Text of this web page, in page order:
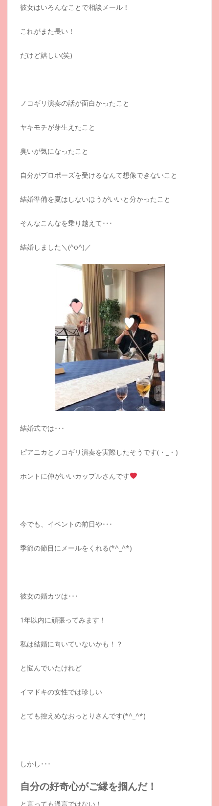
彼女はいろんなことで相談メール！
これがまた長い！
だけど嬉しい(笑)
ノコギリ演奏の話が面白かったこと
ヤキモチが芽生えたこと
臭いが気になったこと
自分がプロポーズを受けるなんて想像できないこと
結婚準備を夏はしないほうがいいと分かったこと
そんなこんなを乗り越えて･･･
結婚しました＼(^o^)／
結婚式では･･･
ピアニカとノコギリ演奏を実際したそうです(・_・)
ホントに仲がいいカップルさんです
今でも、イベントの前日や･･･
季節の節目にメールをくれる(*^_^*)
彼女の婚カツは･･･
1年以内に頑張ってみます！
私は結婚に向いていないかも！？
と悩んでいたけれど
イマドキの女性では珍しい
とても控えめなおっとりさんです(*^_^*)
しかし･･･
自分の好奇心がご縁を掴んだ！
と言っても過言ではない！